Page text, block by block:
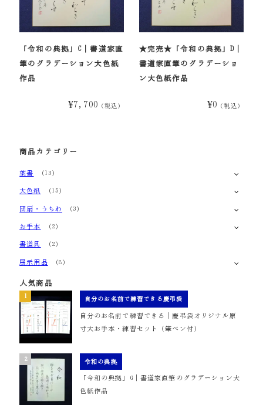
「令和の典拠」C｜書道家直
筆のグラデーション大色紙
作品
¥7,700 （税込）
★完売★「令和の典拠」D｜
書道家直筆のグラデーショ
ン大色紙作品
¥0 （税込）
商品カテゴリー
葉書 (13)
大色紙 (15)
団扇・うちわ (3)
お手本 (2)
書道具 (2)
展示用品 (8)
人気商品
自分のお名前で練習できる慶弔袋
自分のお名前で練習できる｜慶弔袋オリジナル原
寸大お手本・練習セット（筆ペン付）
令和の典拠
「令和の典拠」G｜書道家直筆のグラデーション大
色紙作品